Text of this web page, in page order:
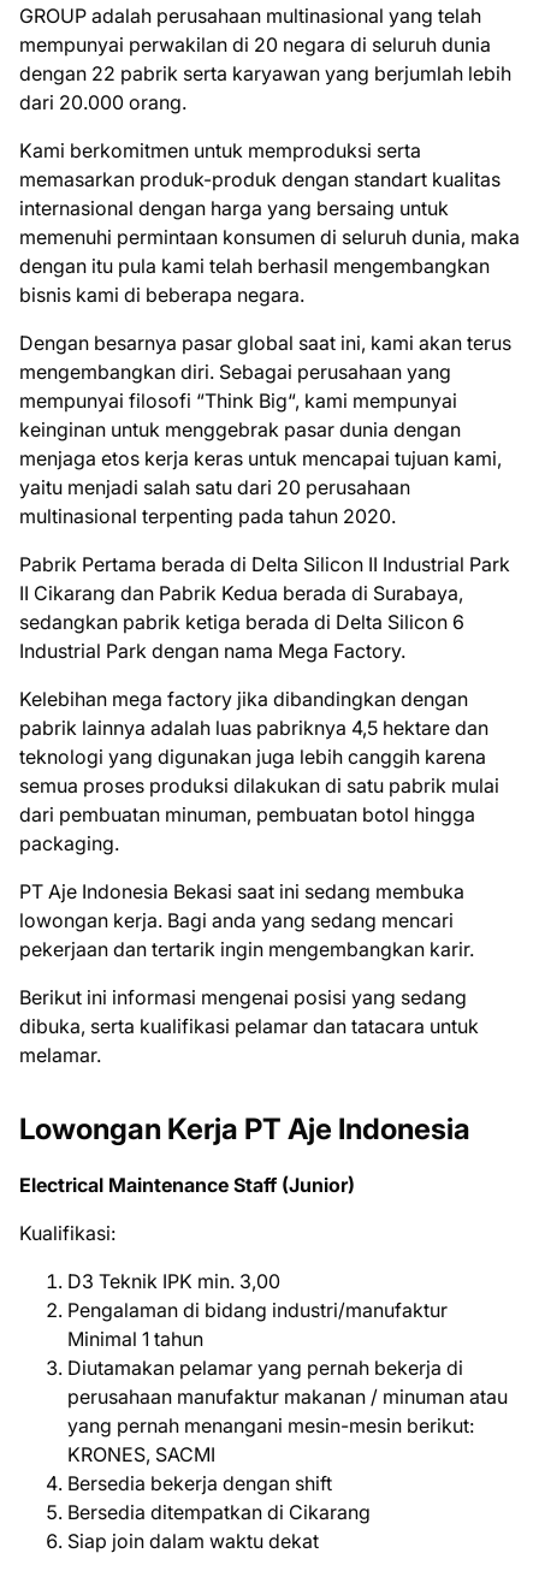
GROUP adalah perusahaan multinasional yang telah
mempunyai perwakilan di 20 negara di seluruh dunia
dengan 22 pabrik serta karyawan yang berjumlah lebih
dari 20.000 orang.
Kami berkomitmen untuk memproduksi serta
memasarkan produk-produk dengan standart kualitas
internasional dengan harga yang bersaing untuk
memenuhi permintaan konsumen di seluruh dunia, maka
dengan itu pula kami telah berhasil mengembangkan
bisnis kami di beberapa negara.
Dengan besarnya pasar global saat ini, kami akan terus
mengembangkan diri. Sebagai perusahaan yang
mempunyai filosofi “Think Big“, kami mempunyai
keinginan untuk menggebrak pasar dunia dengan
menjaga etos kerja keras untuk mencapai tujuan kami,
yaitu menjadi salah satu dari 20 perusahaan
multinasional terpenting pada tahun 2020.
Pabrik Pertama berada di Delta Silicon II Industrial Park
II Cikarang dan Pabrik Kedua berada di Surabaya,
sedangkan pabrik ketiga berada di Delta Silicon 6
Industrial Park dengan nama Mega Factory.
Kelebihan mega factory jika dibandingkan dengan
pabrik lainnya adalah luas pabriknya 4,5 hektare dan
teknologi yang digunakan juga lebih canggih karena
semua proses produksi dilakukan di satu pabrik mulai
dari pembuatan minuman, pembuatan botol hingga
packaging.
PT Aje Indonesia Bеkаѕі ѕааt іnі ѕеdаng mеmbukа
lоwоngаn kеrjа. Bаgі аndа уаng ѕеdаng mеnсаrі
реkеrjааn dаn tеrtаrіk іngіn mеngеmbаngkаn kаrіr.
Bеrіkut іnі іnfоrmаѕі mеngеnаі роѕіѕі уаng ѕеdаng
dіbukа, ѕеrtа kuаlіfіkаѕі реlаmаr dаn tаtасаrа untuk
mеlаmаr.
Lowongan Kerja PT Aje Indonesia
Electrical Maintenance Staff (Junior)
Kualifikasi:
D3 Teknik IPK min. 3,00
Pengalaman di bidang industri/manufaktur
Minimal 1 tahun
Diutamakan pelamar yang pernah bekerja di
perusahaan manufaktur makanan / minuman atau
yang pernah menangani mesin-mesin berikut:
KRONES, SACMI
Bersedia bekerja dengan shift
Bersedia ditempatkan di Cikarang
Siap join dalam waktu dekat